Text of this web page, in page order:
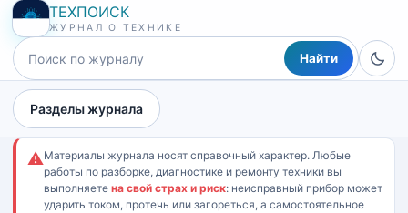
ТЕХПОИСК
ЖУРНАЛ О ТЕХНИКЕ
Найти
Разделы журнала
⚠Материалы журнала носят справочный характер. Любые
работы по разборке, диагностике и ремонту техники вы
выполняете на свой страх и риск: неисправный прибор может
ударить током, протечь или загореться, а самостоятельное